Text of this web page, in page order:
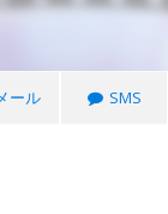
ール SMS